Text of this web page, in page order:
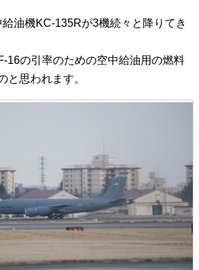
油機KC-135Rが3機続々と降りてき
16の引率のための空中給油用の燃料
と思われます。